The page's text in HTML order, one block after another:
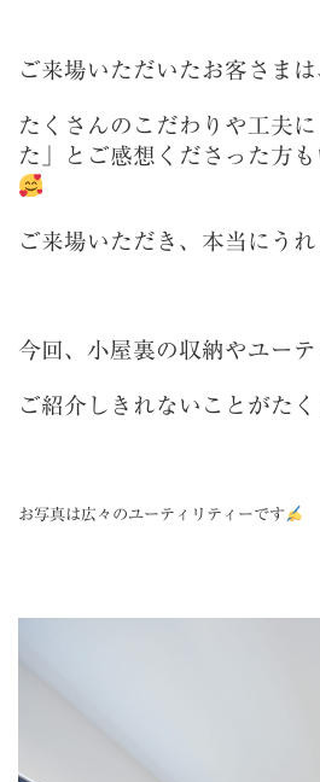
ご来場いただいたお客さまは
たくさんのこだわりや工夫
た」とご感想くださった方
ご来場いただき、本当にう
今回、小屋裏の収納やユー
ご紹介しきれないことがた
お写真は広々のユーティリティーです